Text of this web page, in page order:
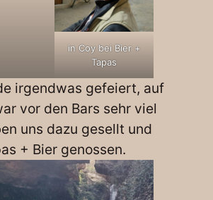
in Coy bei Bier +
Tapas
irgendwas gefeiert, auf
vor den Bars sehr viel
uns dazu gesellt und
+ Bier genossen.